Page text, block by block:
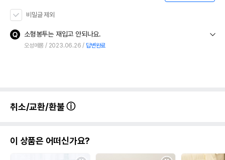
비밀글 제외
소형봉투는 재입고 안되나요.
오성메롱 2023.06.26 답변완료
취소/교환/환불
이 상품은 어떠신가요?